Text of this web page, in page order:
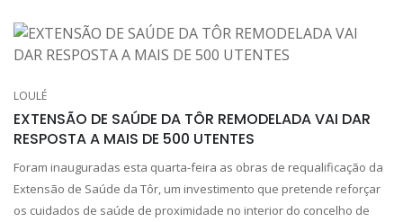
LOULÉ
EXTENSÃO DE SAÚDE DA TÔR REMODELADA VAI DAR
RESPOSTA A MAIS DE 500 UTENTES
Foram inauguradas esta quarta-feira as obras de requalificação da
Extensão de Saúde da Tôr, um investimento que pretende reforçar
os cuidados de saúde de proximidade no interior do concelho de